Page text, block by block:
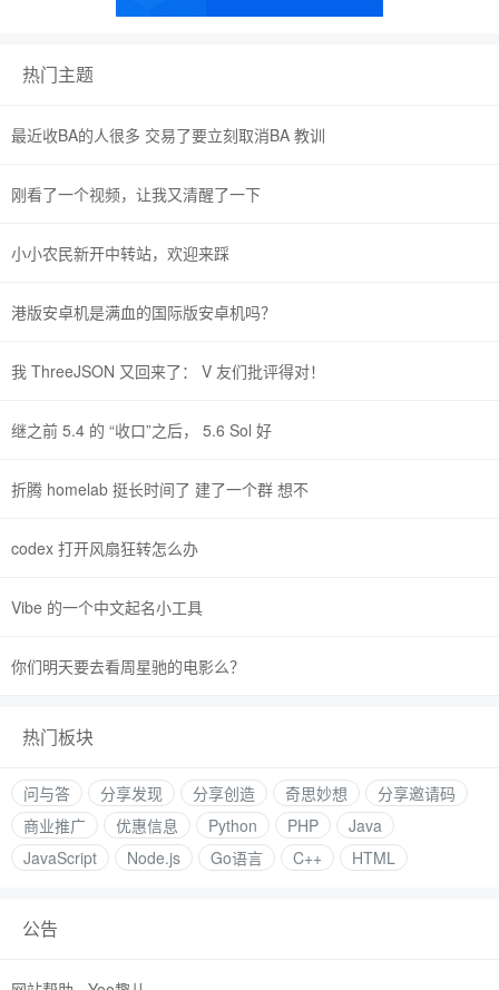
热门主题
最近收BA的人很多 交易了要立刻取消BA 教训
刚看了一个视频，让我又清醒了一下
小小农民新开中转站，欢迎来踩
港版安卓机是满血的国际版安卓机吗？
我 ThreeJSON 又回来了： V 友们批评得对！
继之前 5.4 的 “收口”之后， 5.6 Sol 好
折腾 homelab 挺长时间了 建了一个群 想不
codex 打开风扇狂转怎么办
Vibe 的一个中文起名小工具
你们明天要去看周星驰的电影么？
热门板块
问与答 分享发现 分享创造 奇思妙想
分享邀请码
商业推广
优惠信息 Python PHP
Java
JavaScript
Node.js Go语言 C++ HTML
公告